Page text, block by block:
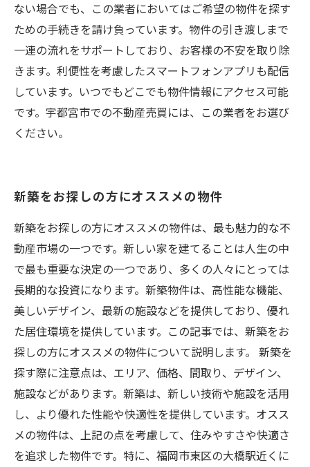
ない場合でも、この業者においてはご希望の物件を探す
ための手続きを請け負っています。物件の引き渡しまで
一連の流れをサポートしており、お客様の不安を取り除
きます。利便性を考慮したスマートフォンアプリも配信
しています。いつでもどこでも物件情報にアクセス可能
です。宇都宮市での不動産売買には、この業者をお選び
ください。
新築をお探しの方にオススメの物件
新築をお探しの方にオススメの物件は、最も魅力的な不
動産市場の一つです。新しい家を建てることは人生の中
で最も重要な決定の一つであり、多くの人々にとっては
長期的な投資になります。新築物件は、高性能な機能、
美しいデザイン、最新の施設などを提供しており、優れ
た居住環境を提供しています。この記事では、新築をお
探しの方にオススメの物件について説明します。 新築を
探す際に注意点は、エリア、価格、間取り、デザイン、
施設などがあります。新築は、新しい技術や施設を活用
し、より優れた性能や快適性を提供しています。オスス
メの物件は、上記の点を考慮して、住みやすさや快適さ
を追求した物件です。特に、福岡市東区の大橋駅近くに